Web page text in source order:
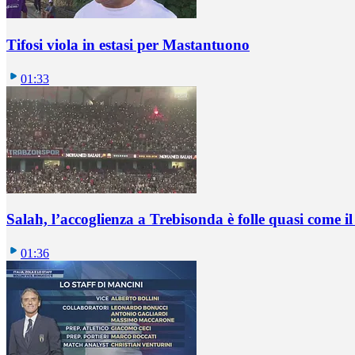
Tifosi viola in estasi per Mastantuono
01:33
Salah, l’accoglienza a Trebisonda è folle quasi come
01:36